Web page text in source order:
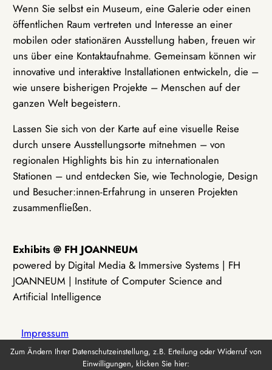
Wenn Sie selbst ein Museum, eine Galerie oder einen
öffentlichen Raum vertreten und Interesse an einer
mobilen oder stationären Ausstellung haben, freuen wir
uns über eine Kontaktaufnahme. Gemeinsam können wir
innovative und interaktive Installationen entwickeln, die –
wie unsere bisherigen Projekte – Menschen auf der
ganzen Welt begeistern.
Lassen Sie sich von der Karte auf eine visuelle Reise
durch unsere Ausstellungsorte mitnehmen – von
regionalen Highlights bis hin zu internationalen
Stationen – und entdecken Sie, wie Technologie, Design
und Besucher:innen-Erfahrung in unseren Projekten
zusammenfließen.
Exhibits @ FH JOANNEUM
powered by Digital Media & Immersive Systems | FH
JOANNEUM | Institute of Computer Science and
Artificial Intelligence
Impressum
Zum Ändern Ihrer Datenschutzeinstellung, z.B. Erteilung oder Widerruf von
Einwilligungen, klicken Sie hier: